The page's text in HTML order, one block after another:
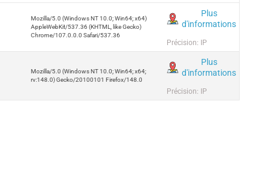
Mozilla/5.0 (Windows NT 10.0; Win64; x64)
AppleWebKit/537.36 (KHTML, like Gecko)
Chrome/107.0.0.0 Safari/537.36
Plus
d'informations
Précision: IP
Mozilla/5.0 (Windows NT 10.0; Win64; x64;
rv:148.0) Gecko/20100101 Firefox/148.0
Plus
d'informations
Précision: IP